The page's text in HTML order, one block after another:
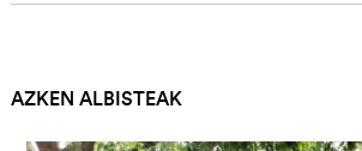
AZKEN ALBISTEAK